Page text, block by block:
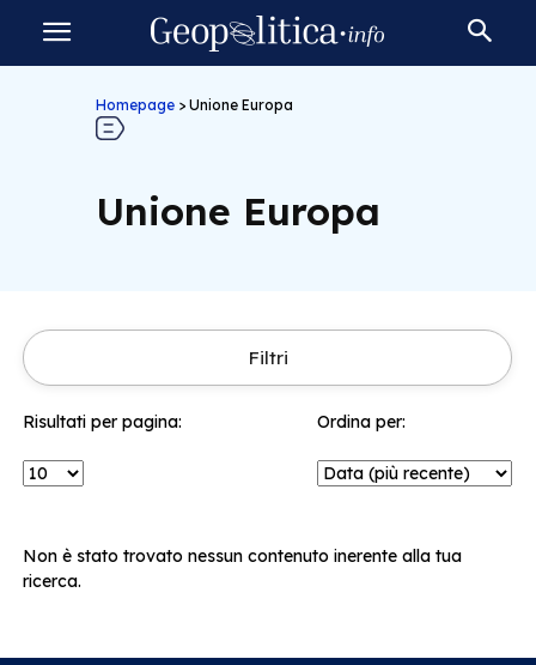
Homepage > Unione Europa
Unione Europa
Filtri
Risultati per pagina: Ordina per:
Non è stato trovato nessun contenuto inerente alla tua
ricerca.